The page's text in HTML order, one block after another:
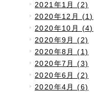
2021年1月 (2)
2020年12月 (1)
2020年10月 (4)
2020年9月 (2)
2020年8月 (1)
2020年7月 (3)
2020年6月 (2)
2020年4月 (6)